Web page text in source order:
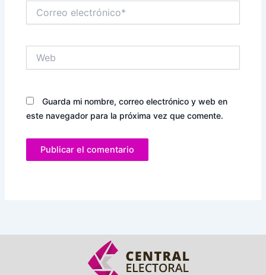
electrónico*
Guarda mi nombre, correo electrónico y web en
este navegador para la próxima vez que comente.